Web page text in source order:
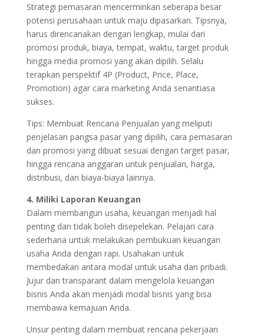
Strategi pemasaran mencerminkan seberapa besar
potensi perusahaan untuk maju dipasarkan. Tipsnya,
harus direncanakan dengan lengkap, mulai dari
promosi produk, biaya, tempat, waktu, target produk
hingga media promosi yang akan dipilih. Selalu
terapkan perspektif 4P (Product, Price, Place,
Promotion) agar cara marketing Anda senantiasa
sukses.
Tips: Membuat Rencana Penjualan yang meliputi
penjelasan pangsa pasar yang dipilih, cara pemasaran
dan promosi yang dibuat sesuai dengan target pasar,
hingga rencana anggaran untuk penjualan, harga,
distribusi, dan biaya-biaya lainnya.
4. Miliki Laporan Keuangan
Dalam membangun usaha, keuangan menjadi hal
penting dan tidak boleh disepelekan. Pelajari cara
sederhana untuk melakukan pembukuan keuangan
usaha Anda dengan rapi. Usahakan untuk
membedakan antara modal untuk usaha dan pribadi.
Jujur dan transparant dalam mengelola keuangan
bisnis Anda akan menjadi modal bisnis yang bisa
membawa kemajuan Anda.
Unsur penting dalam membuat rencana pekerjaan